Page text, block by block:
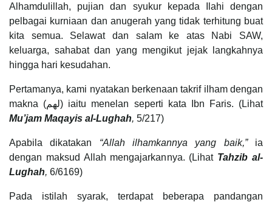
Alhamdulillah, pujian dan syukur kepada Ilahi dengan
pelbagai kurniaan dan anugerah yang tidak terhitung buat
kita semua. Selawat dan salam ke atas Nabi SAW,
keluarga, sahabat dan yang mengikut jejak langkahnya
hingga hari kesudahan.
Pertamanya, kami nyatakan berkenaan takrif ilham dengan
makna (لهم) iaitu menelan seperti kata Ibn Faris. (Lihat
Mu’jam Maqayis al-Lughah, 5/217)
Apabila dikatakan “Allah ilhamkannya yang baik,” ia
dengan maksud Allah mengajarkannya. (Lihat Tahzib al-
Lughah, 6/6169)
Pada istilah syarak, terdapat beberapa pandangan